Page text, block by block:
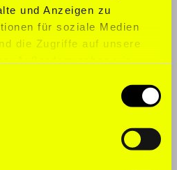
und Anzeigen zu
für soziale Medien
die Zugriffe auf unsere
für soziale Medien,
weiter. Unsere Partner
möglicherweise mit
die Sie ihnen
Deutsch